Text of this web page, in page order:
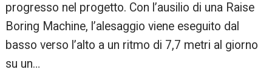
progresso nel progetto. Con l’ausilio di una Raise
Boring Machine, l’alesaggio viene eseguito dal
basso verso l’alto a un ritmo di 7,7 metri al giorno
su un…